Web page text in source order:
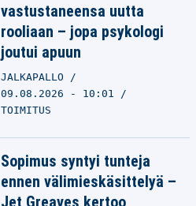
vastustaneensa uutta
rooliaan – jopa psykologi
joutui apuun
JALKAPALLO
09.08.2026 - 10:01
TOIMITUS
Sopimus syntyi tunteja
ennen välimieskäsittelyä –
Jet Greaves kertoo